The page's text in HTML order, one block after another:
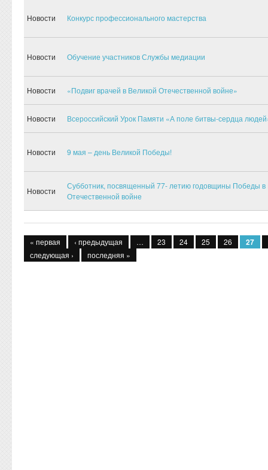
Новости Конкурс профессионального мастерства
Новости Обучение участников Службы медиации
Новости «Подвиг врачей в Великой Отечественной войне»
Новости Всероссийский Урок Памяти «А поле битвы-сердца
Новости 9 мая – день Великой Победы!
Новости
Субботник, посвященный 77- летию годовщины Победы в
Отечественной войне
« первая ‹ предыдущая … 23 24 25 26 27
следующая › последняя »